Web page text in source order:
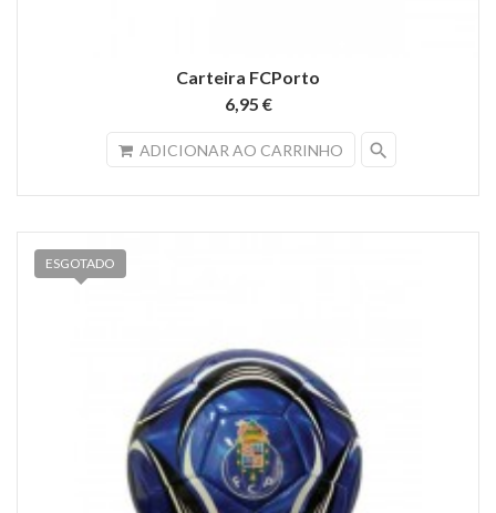
Carteira FCPorto
6,95 €
ADICIONAR AO CARRINHO search
ESGOTADO